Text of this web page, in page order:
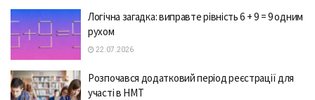
Логічна загадка: виправте рівність 6 + 9 = 9 одним
рухом
22.07.2026
Розпочався додатковий період реєстрації для
участі в НМТ